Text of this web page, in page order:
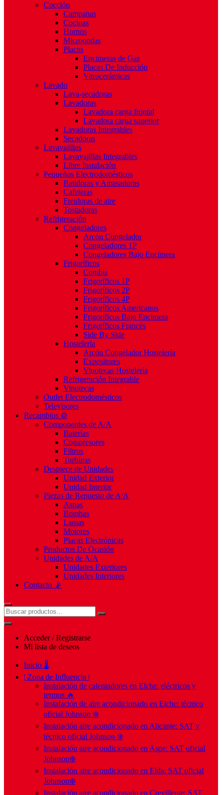
Cocción
Campanas
Cocinas
Hornos
Microondas
Placas
Encimeras de Gas
Placas De Inducción
Vitrocerámicas
Lavado
Lava-secadoras
Lavadoras
Lavadora carga frontal
Lavadora carga superior
Lavadoras Integrables
Secadoras
Lavavajillas
Lavavajillas Integrables
Libre Instalación
Pequeños Electrodomésticos
Batidoras y Amasadoras
Cafeteras
Freidoras de aire
Tostadoras
Refrigeración
Congeladores
Arcón Congelador
Congeladores 1P
Congeladores Bajo Encimera
Frigoríficos
Combis
Frigoríficos 1P
Frigoríficos 2P
Frigoríficos 4P
Frigoríficos Americanos
Frigoríficos Bajo Encimera
Frigoríficos Francés
Side By Side
Hostelería
Arcón Congelador Hostelería
Expositores
Vinotecas Hostelería
Refrigeración Integrable
Vinotecas
Outlet Electrodomésticos
Televisores
Recambios ⚙️
Componentes de A/A
Baterías
Compresores
Filtros
Turbinas
Despiece de Unidades
Unidad Exterior
Unidad Interior
Piezas de Repuesto de A/A
Aspas
Bombas
Lamas
Motores
Placas Electrónicas
Productos De Ocasión
Unidades de A/A
Unidades Exteriores
Unidades Interiores
Contacto 📡
Acceder / Registrarse
Mi lista de deseos
Inicio 🌡️
| Zona de Influencia |
Instalación de calentadores en Elche: eléctricos y
termos 🔥
Instalación de aire acondicionado en Elche: técnico
oficial Johnson ❄️
Instalación aire acondicionado en Alicante: SAT y
técnico oficial Johnson ❄️
Instalación aire acondicionado en Aspe: SAT oficial
Johnson❄️
Instalación aire acondicionado en Elda: SAT oficial
Johnson❄️
Instalación aire acondicionado en Crevillente: SAT